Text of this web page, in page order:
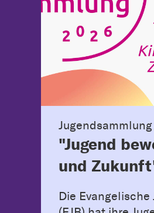
"Jugend
und
Die Evangelische